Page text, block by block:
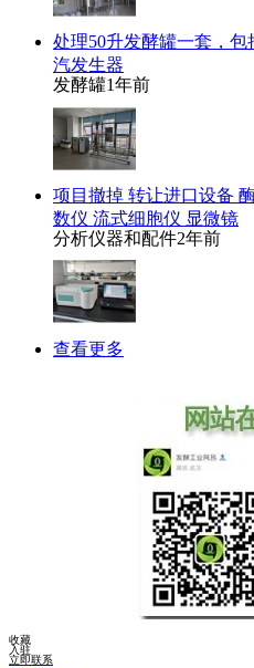
处理50升发酵罐一套，
汽发生器
发酵罐1年前
项目撤掉 转让进口设备
数仪 流式细胞仪 显微镜
分析仪器和配件2年前
查看更多
收藏
入驻
立即联系